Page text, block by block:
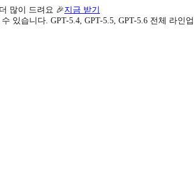
많이 드려요 🎉지금 받기
있습니다. GPT-5.4, GPT-5.5, GPT-5.6 전체 라